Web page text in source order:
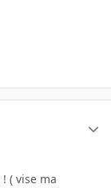
( vise ma